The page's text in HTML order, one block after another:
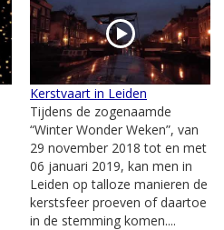
Kerstvaart in Leiden
Tijdens de zogenaamde
“Winter Wonder Weken”, van
29 november 2018 tot en met
06 januari 2019, kan men in
Leiden op talloze manieren de
kerstsfeer proeven of daartoe
in de stemming komen....